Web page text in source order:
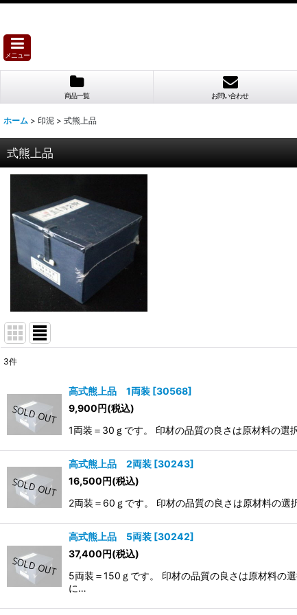
メニュー
商品一覧 お問い合わせ
ホーム > 印泥 > 式熊上品
式熊上品
並び順:
3件
高式熊上品 1両装 [30568]
9,900円(税込)
1両装＝30ｇです。 印材の品質の良さは原材料の
高式熊上品 2両装 [30243]
16,500円(税込)
2両装＝60ｇです。 印材の品質の良さは原材料の
高式熊上品 5両装 [30242]
37,400円(税込)
5両装＝150ｇです。 印材の品質の良さは原材料の
に…